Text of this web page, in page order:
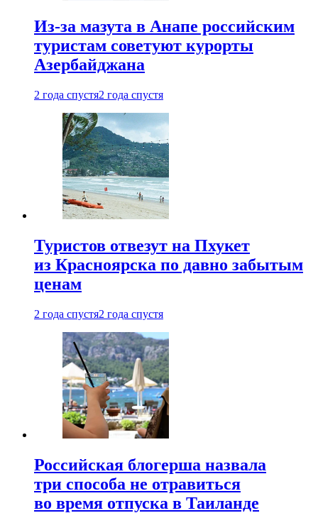
Из-за мазута в Анапе российским
туристам советуют курорты
Азербайджана
2 года спустя2 года спустя
Туристов отвезут на Пхукет
из Красноярска по давно забытым
ценам
2 года спустя2 года спустя
Российская блогерша назвала
три способа не отравиться
во время отпуска в Таиланде